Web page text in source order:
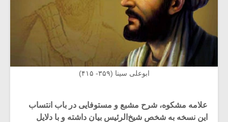
ابوعلی سینا (۳۵۹- ۴۱۵)
علامه مشکوه، شرح مشبع و مستوفایی در باب انتساب
این نسخه به شخص شیخ‌الرئیس بیان داشته و با دلایل